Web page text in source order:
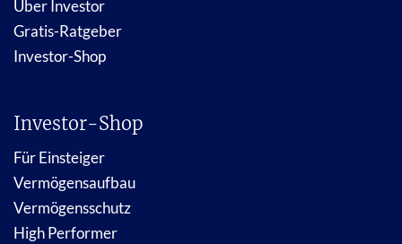
Über Investor
Gratis-Ratgeber
Investor-Shop
Investor-Shop
Für Einsteiger
Vermögensaufbau
Vermögensschutz
High Performer